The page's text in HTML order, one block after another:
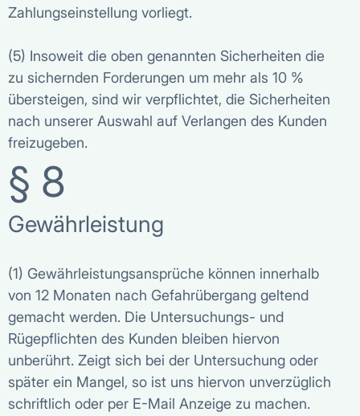
Zahlungseinstellung vorliegt.
(5) Insoweit die oben genannten Sicherheiten die
zu sichernden Forderungen um mehr als 10 %
übersteigen, sind wir verpflichtet, die Sicherheiten
nach unserer Auswahl auf Verlangen des Kunden
freizugeben.
§ 8
Gewährleistung
(1) Gewährleistungsansprüche können innerhalb
von 12 Monaten nach Gefahrübergang geltend
gemacht werden. Die Untersuchungs- und
Rügepflichten des Kunden bleiben hiervon
unberührt. Zeigt sich bei der Untersuchung oder
später ein Mangel, so ist uns hiervon unverzüglich
schriftlich oder per E-Mail Anzeige zu machen.